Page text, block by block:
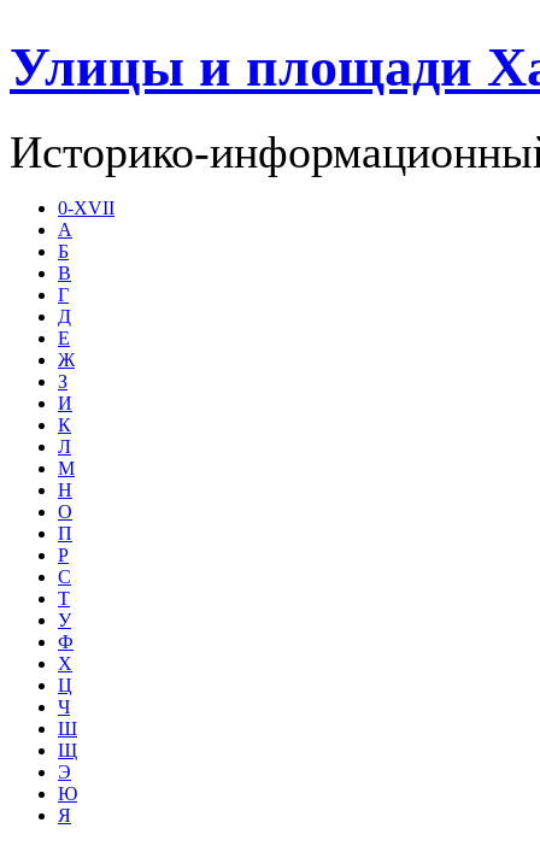
Улицы и площади
Историко-
0-XVII
А
Б
В
Г
Д
Е
Ж
З
И
К
Л
М
Н
О
П
Р
С
Т
У
Ф
Х
Ц
Ч
Ш
Щ
Э
Ю
Я